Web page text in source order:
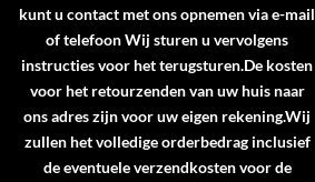
kunt u contact met ons opnemen via e-mail
of telefoon Wij sturen u vervolgens
instructies voor het terugsturen.De kosten
voor het retourzenden van uw huis naar
ons adres zijn voor uw eigen rekening.Wij
zullen het volledige orderbedrag inclusief
de eventuele verzendkosten voor de